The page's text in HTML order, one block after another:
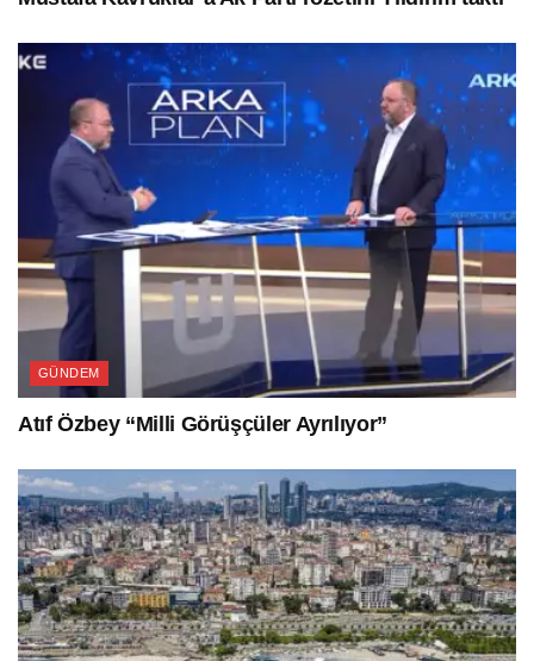
GÜNDEM
Atıf Özbey “Milli Görüşçüler Ayrılıyor”